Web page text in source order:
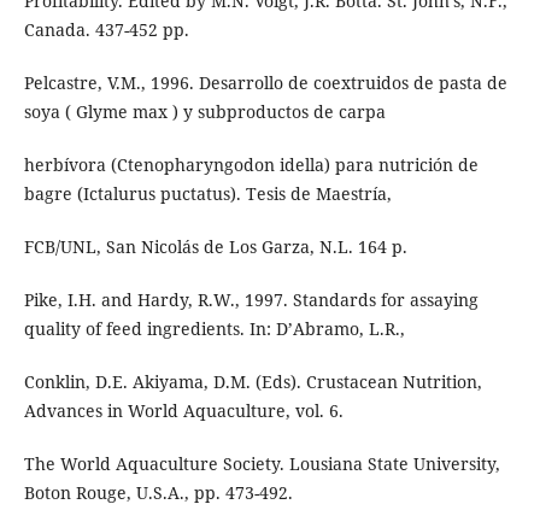
Canada. 437-452 pp.
Pelcastre, V.M., 1996. Desarrollo de coextruidos de pasta de
soya ( Glyme max ) y subproductos de carpa
herbívora (Ctenopharyngodon idella) para nutrición de
bagre (Ictalurus puctatus). Tesis de Maestría,
FCB/UNL, San Nicolás de Los Garza, N.L. 164 p.
Pike, I.H. and Hardy, R.W., 1997. Standards for assaying
quality of feed ingredients. In: D’Abramo, L.R.,
Conklin, D.E. Akiyama, D.M. (Eds). Crustacean Nutrition,
Advances in World Aquaculture, vol. 6.
The World Aquaculture Society. Lousiana State University,
Boton Rouge, U.S.A., pp. 473-492.